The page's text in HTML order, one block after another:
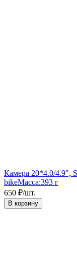
Камера 20*4.0/4.9",
bikeМасса:393 г
650 ₽/шт.
В корзину